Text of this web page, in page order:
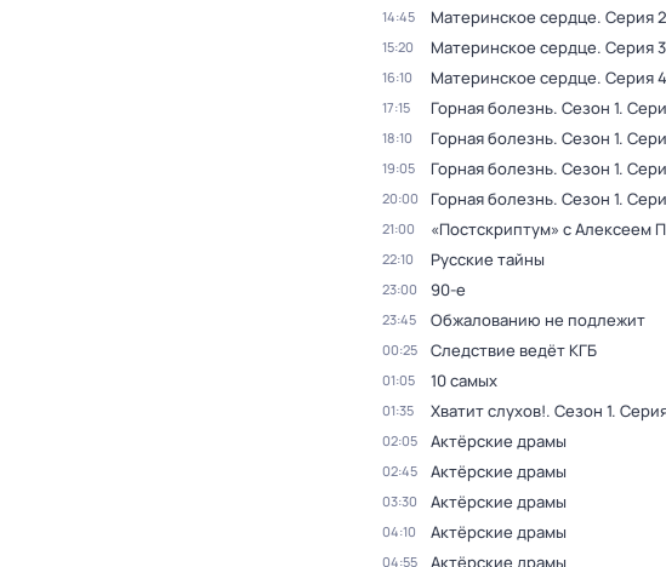
14:45 Материнское сердце. Серия
15:20 Материнское сердце. Серия
16:10 Материнское сердце. Серия
17:15 Горная болезнь. Сезон 1.
18:10 Горная болезнь. Сезон 1.
19:05 Горная болезнь. Сезон 1.
20:00 Горная болезнь. Сезон 1.
21:00 «Постскриптум» с Алексеем
22:10 Русские тайны
23:00 90-е
23:45 Обжалованию не подлежит
00:25 Следствие ведёт КГБ
01:05 10 самых
01:35 Хватит слухов!. Сезон 1.
02:05 Актёрские драмы
02:45 Актёрские драмы
03:30 Актёрские драмы
04:10 Актёрские драмы
04:55 Актёрские драмы